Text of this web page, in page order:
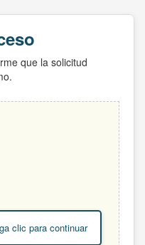
que la solicitud
clic para continuar